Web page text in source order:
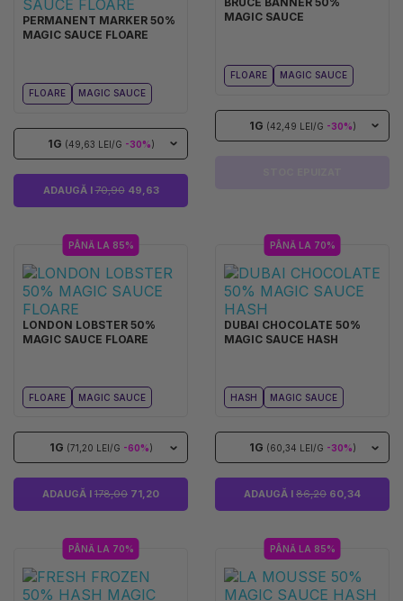
PERMANENT MARKER 50%
MAGIC SAUCE FLOARE
FLOARE MAGIC SAUCE
1G (49,63 LEI/G -30%)
ADAUGĂ I70,9049,63
MAGIC SAUCE
FLOARE MAGIC SAUCE
1G (42,49 LEI/G -30%)
PÂNĂ LA 85%
LONDON LOBSTER 50%
MAGIC SAUCE FLOARE
FLOARE MAGIC SAUCE
1G (71,20 LEI/G -60%)
ADAUGĂ I 178,00 71,20
PÂNĂ LA 70%
DUBAI CHOCOLATE 50%
MAGIC SAUCE HASH
HASH MAGIC SAUCE
1G (60,34 LEI/G -30%)
ADAUGĂ I 86,20 60,34
PÂNĂ LA 70% PÂNĂ LA 85%